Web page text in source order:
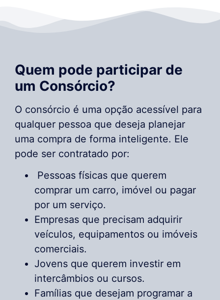
Quem pode participar de
um Consórcio?
O consórcio é uma opção acessível para
qualquer pessoa que deseja planejar
uma compra de forma inteligente. Ele
pode ser contratado por:
Pessoas físicas que querem
comprar um carro, imóvel ou pagar
por um serviço.
Empresas que precisam adquirir
veículos, equipamentos ou imóveis
comerciais.
Jovens que querem investir em
intercâmbios ou cursos.
Famílias que desejam programar a